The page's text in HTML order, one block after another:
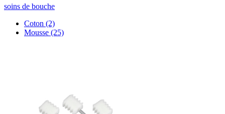
soins de bouche
Coton (2)
Mousse (25)